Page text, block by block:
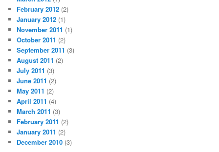
February 2012 (2)
January 2012 (1)
November 2011 (1)
October 2011 (2)
September 2011 (3)
August 2011 (2)
July 2011 (3)
June 2011 (2)
May 2011 (2)
April 2011 (4)
March 2011 (3)
February 2011 (2)
January 2011 (2)
December 2010 (3)